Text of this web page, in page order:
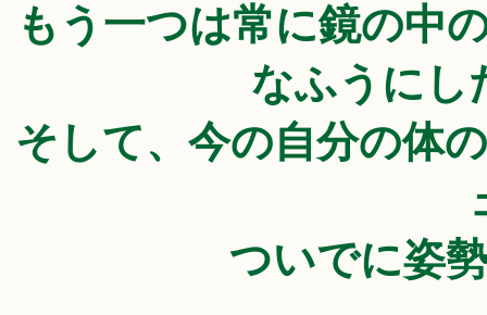
もう一つは常に鏡の中
なふうにし
そして、今の自分の体
ついでに姿